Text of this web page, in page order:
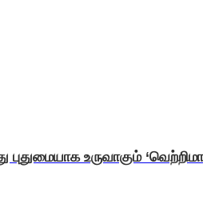
உருவாகும்